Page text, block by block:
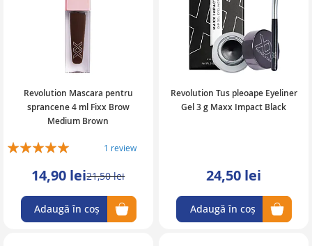
Revolution Mascara pentru
sprancene 4 ml Fixx Brow
Medium Brown
Rating:
1 review
14,90 lei21,50 lei
Adaugă în coș
Revolution Tus pleoape Eyeliner
Gel 3 g Maxx Impact Black
24,50 lei
Adaugă în coș